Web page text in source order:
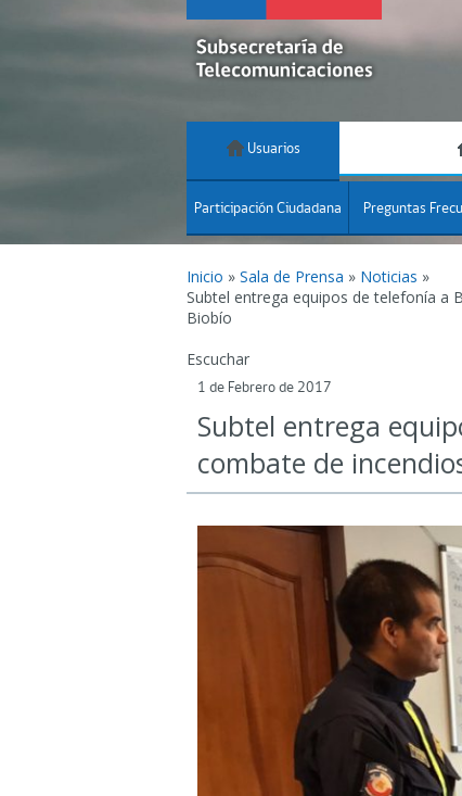
Usuarios
Participación Ciudadana Preguntas
Inicio » Sala de Prensa » Noticias »
Subtel entrega equipos de telefonía a
Biobío
Escuchar
1 de Febrero de 2017
Subtel entrega
combate de